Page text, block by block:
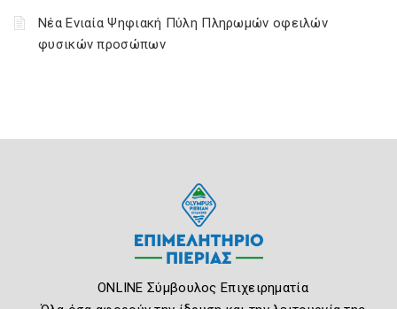
Νέα Ενιαία Ψηφιακή Πύλη Πληρωμών οφειλών
φυσικών προσώπων
ONLINE Σύμβουλος Επιχειρηματία